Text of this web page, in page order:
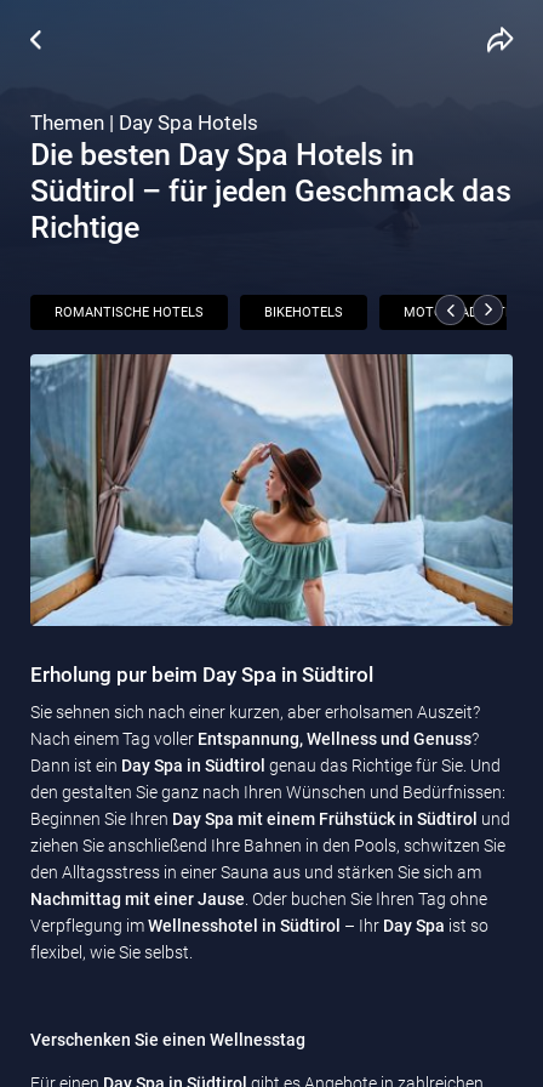
Themen | Day Spa Hotels
Die besten Day Spa Hotels in
Südtirol – für jeden Geschmack das
Richtige
ROMANTISCHE HOTELS BIKEHOTELS MOTORRADHOTELS
Erholung pur beim Day Spa in Südtirol
Sie sehnen sich nach einer kurzen, aber erholsamen Auszeit?
Nach einem Tag voller Entspannung, Wellness und Genuss?
Dann ist ein Day Spa in Südtirol genau das Richtige für Sie. Und
den gestalten Sie ganz nach Ihren Wünschen und Bedürfnissen:
Beginnen Sie Ihren Day Spa mit einem Frühstück in Südtirol und
ziehen Sie anschließend Ihre Bahnen in den Pools, schwitzen Sie
den Alltagsstress in einer Sauna aus und stärken Sie sich am
Nachmittag mit einer Jause . Oder buchen Sie Ihren Tag ohne
Verpflegung imWellnesshotel in Südtirol – Ihr Day Spa ist so
flexibel, wie Sie selbst.
Verschenken Sie einen Wellnesstag
Für einen Day Spa in Südtirol gibt es Angebote in zahlreichen